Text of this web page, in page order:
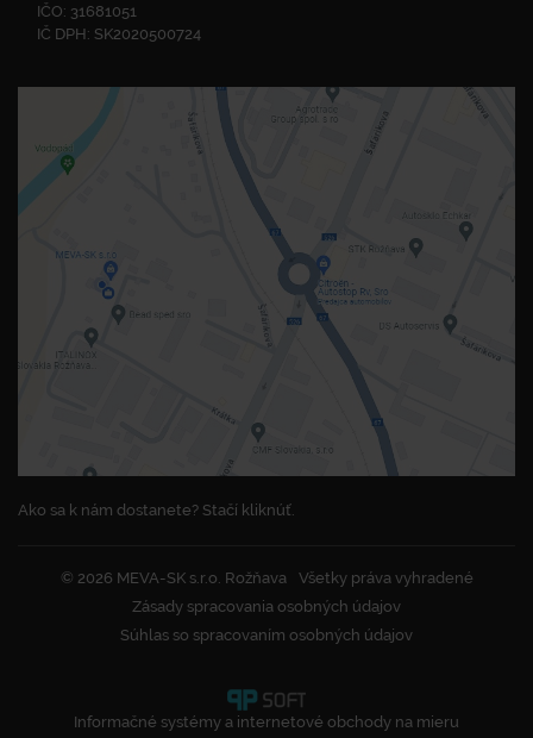
IČO: 31681051
IČ DPH: SK2020500724
Ako sa k nám dostanete? Stačí kliknúť.
© 2026 MEVA-SK s.r.o. Rožňava
Všetky práva vyhradené
Zásady spracovania osobných údajov
Súhlas so spracovaním osobných údajov
Informačné systémy a internetové obchody na mieru